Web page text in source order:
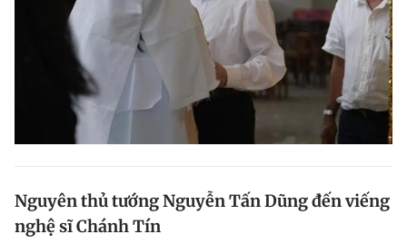
Nguyên thủ tướng Nguyễn Tấn Dũng đến viếng
nghệ sĩ Chánh Tín